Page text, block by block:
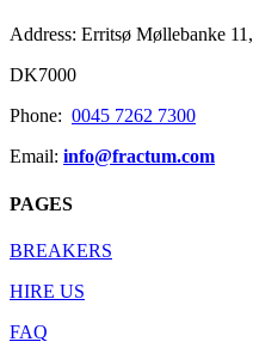
Address: Erritsø Møllebanke 11,
DK7000
Phone: 0045 7262 7300
Email: info@fractum.com
PAGES
BREAKERS
HIRE US
FAQ